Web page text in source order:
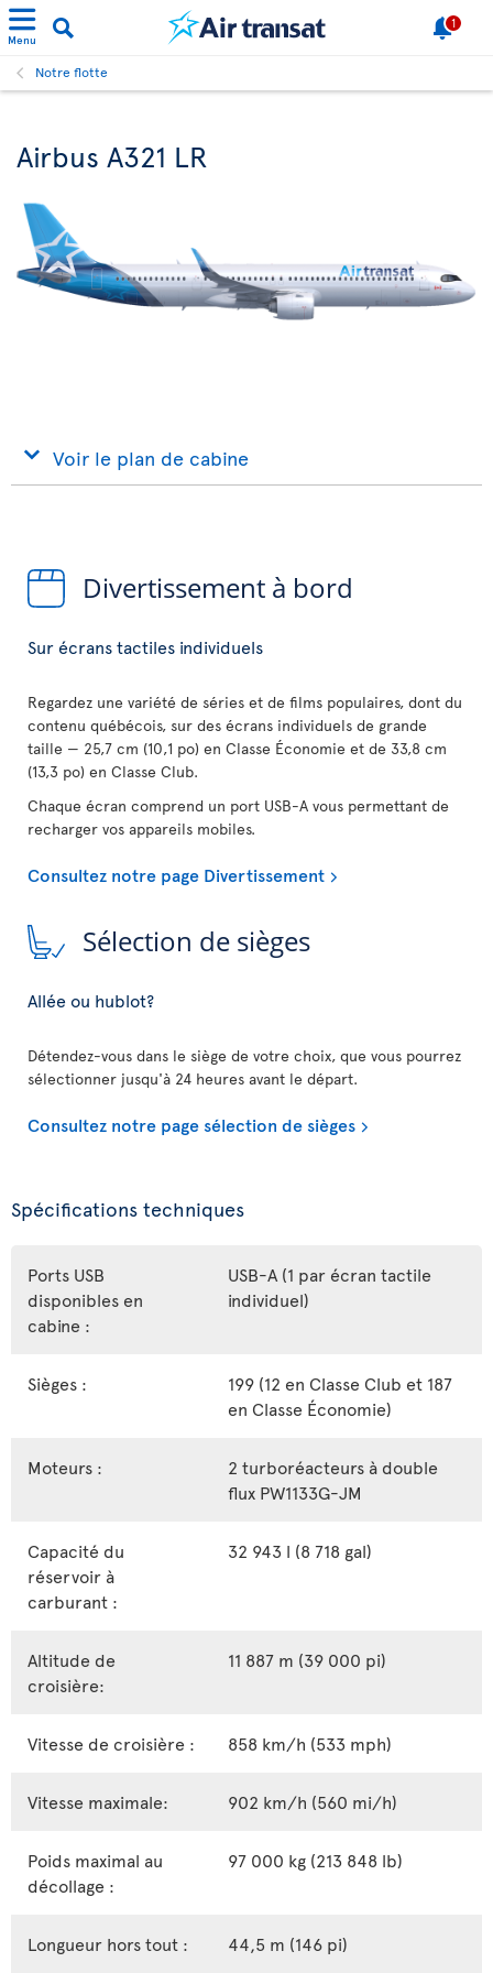
Menu
1
Notre flotte
Airbus A321 LR
Voir le plan de cabine
Divertissement à bord
Sur écrans tactiles individuels
Regardez une variété de séries et de films populaires, dont du
contenu québécois, sur des écrans individuels de grande
taille — 25,7 cm (10,1 po) en Classe Économie et de 33,8 cm
(13,3 po) en Classe Club.
Chaque écran comprend un port USB-A vous permettant de
recharger vos appareils mobiles.
Consultez notre page Divertissement
Sélection de sièges
Allée ou hublot?
Détendez-vous dans le siège de votre choix, que vous pourrez
sélectionner jusqu'à 24 heures avant le départ.
Consultez notre page sélection de sièges
Spécifications techniques
Ports USB
disponibles en
cabine :
USB-A (1 par écran tactile
individuel)
Sièges :
199 (12 en Classe Club et 187
en Classe Économie)
Moteurs :
2 turboréacteurs à double
flux PW1133G-JM
Capacité du
réservoir à
carburant :
32 943 l (8 718 gal)
Altitude de
croisière:
11 887 m (39 000 pi)
Vitesse de croisière : 858 km/h (533 mph)
Vitesse maximale: 902 km/h (560 mi/h)
Poids maximal au
décollage :
97 000 kg (213 848 lb)
Longueur hors tout : 44,5 m (146 pi)